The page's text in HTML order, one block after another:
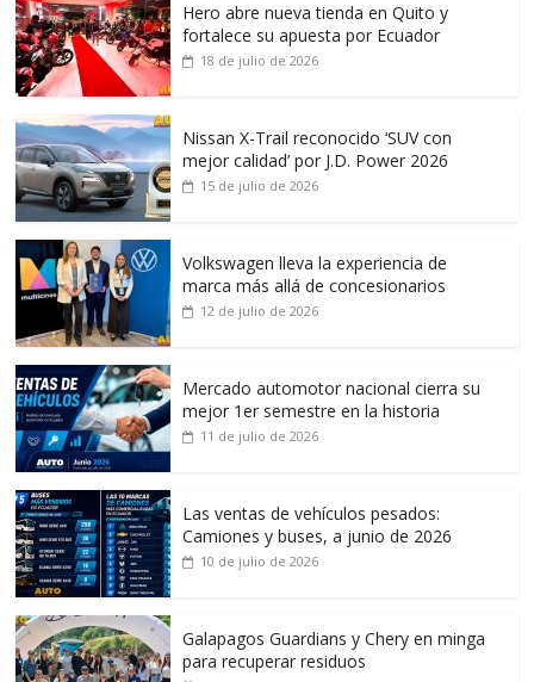
Hero abre nueva tienda en Quito y
fortalece su apuesta por Ecuador
18 de julio de 2026
Nissan X-Trail reconocido ‘SUV con
mejor calidad’ por J.D. Power 2026
15 de julio de 2026
Volkswagen lleva la experiencia de
marca más allá de concesionarios
12 de julio de 2026
Mercado automotor nacional cierra su
mejor 1er semestre en la historia
11 de julio de 2026
Las ventas de vehículos pesados:
Camiones y buses, a junio de 2026
10 de julio de 2026
Galapagos Guardians y Chery en minga
para recuperar residuos